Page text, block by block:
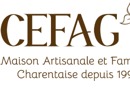
au
contenu